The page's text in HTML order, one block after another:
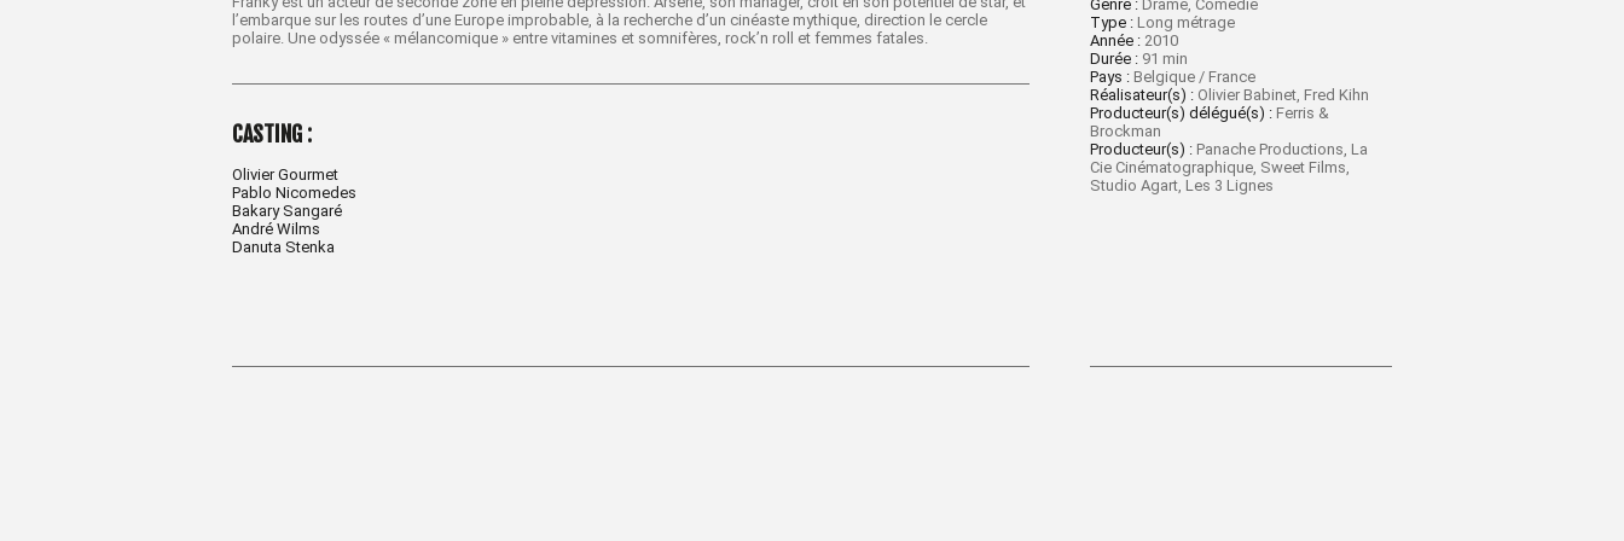
Genre : Drame, Comédie
Type : Long métrage
Année : 2010
Durée : 91 min
Pays : Belgique / France
Réalisateur(s) : Olivier Babinet, Fred Kihn
Producteur(s) délégué(s) : Ferris &
Brockman
Producteur(s) : Panache Productions, La
Cie Cinématographique, Sweet Films,
Studio Agart, Les 3 Lignes
l’embarque sur les routes d’une Europe improbable, à la recherche d’un cinéaste mythique, direction le cercle
polaire. Une odyssée « mélancomique » entre vitamines et somnifères, rock’n roll et femmes fatales.
CASTING :
Olivier Gourmet
Pablo Nicomedes
Bakary Sangaré
André Wilms
Danuta Stenka